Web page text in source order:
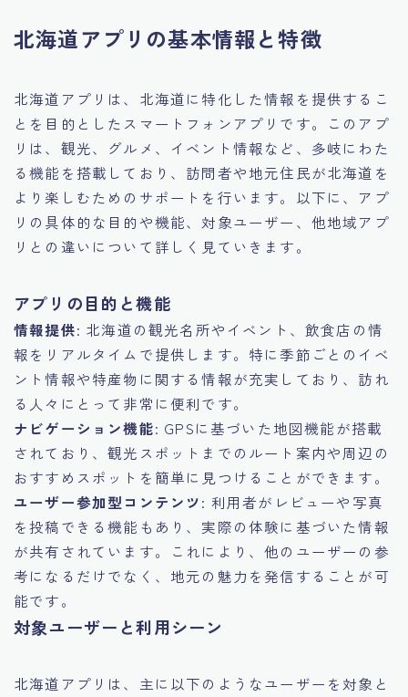
北海道アプリの基本情報と特徴
北海道アプリは、北海道に特化した情報を提供するこ
とを目的としたスマートフォンアプリです。このアプ
リは、観光、グルメ、イベント情報など、多岐にわた
る機能を搭載しており、訪問者や地元住民が北海道を
より楽しむためのサポートを行います。以下に、アプ
リの具体的な目的や機能、対象ユーザー、他地域アプ
リとの違いについて詳しく見ていきます。
アプリの目的と機能
情報提供: 北海道の観光名所やイベント、飲食店の情
報をリアルタイムで提供します。特に季節ごとのイベ
ント情報や特産物に関する情報が充実しており、訪れ
る人々にとって非常に便利です。
ナビゲーション機能: GPSに基づいた地図機能が搭載
されており、観光スポットまでのルート案内や周辺の
おすすめスポットを簡単に見つけることができます。
ユーザー参加型コンテンツ: 利用者がレビューや写真
を投稿できる機能もあり、実際の体験に基づいた情報
が共有されています。これにより、他のユーザーの参
考になるだけでなく、地元の魅力を発信することが可
能です。
対象ユーザーと利用シーン
北海道アプリは、主に以下のようなユーザーを対象と